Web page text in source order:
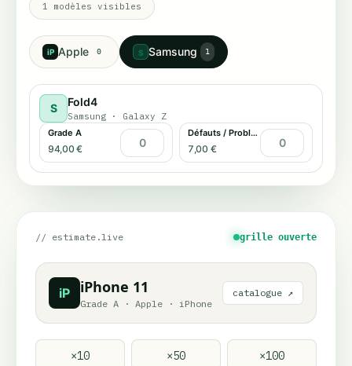
1 modèles visibles
iP Apple 0 S Samsung 1
S Fold4
Samsung · Galaxy Z
Grade A
94,00 €
Défauts / Problème tactile
7,00 €
// estimate.live grille ouverte
iP iPhone 11
Grade A · Apple · iPhone
catalogue ↗
×10 ×50 ×100